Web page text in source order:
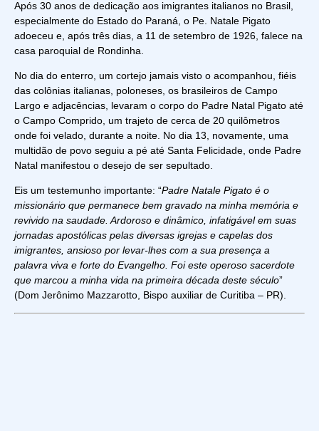
Após 30 anos de dedicação aos imigrantes italianos no Brasil,
especialmente do Estado do Paraná, o Pe. Natale Pigato
adoeceu e, após três dias, a 11 de setembro de 1926, falece na
casa paroquial de Rondinha.
No dia do enterro, um cortejo jamais visto o acompanhou, fiéis
das colônias italianas, poloneses, os brasileiros de Campo
Largo e adjacências, levaram o corpo do Padre Natal Pigato até
o Campo Comprido, um trajeto de cerca de 20 quilômetros
onde foi velado, durante a noite. No dia 13, novamente, uma
multidão de povo seguiu a pé até Santa Felicidade, onde Padre
Natal manifestou o desejo de ser sepultado.
Eis um testemunho importante: “Padre Natale Pigato é o
missionário que permanece bem gravado na minha memória e
revivido na saudade. Ardoroso e dinâmico, infatigável em suas
jornadas apostólicas pelas diversas igrejas e capelas dos
imigrantes, ansioso por levar-lhes com a sua presença a
palavra viva e forte do Evangelho. Foi este operoso sacerdote
que marcou a minha vida na primeira década deste século”
(Dom Jerônimo Mazzarotto, Bispo auxiliar de Curitiba – PR).